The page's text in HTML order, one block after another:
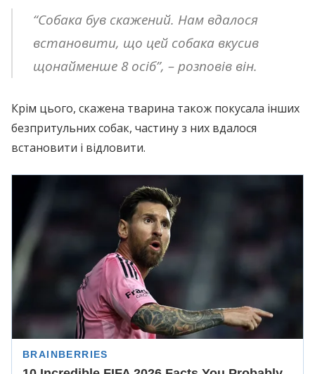
“Собака був скажений. Нам вдалося
встановити, що цей собака вкусив
щонайменше 8 осіб”, – розповів він.
Крім цього, скажена тварина також покусала інших
безпритульних собак, частину з них вдалося
встановити і відловити.